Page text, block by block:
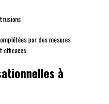
par des mesures
efficaces.
à